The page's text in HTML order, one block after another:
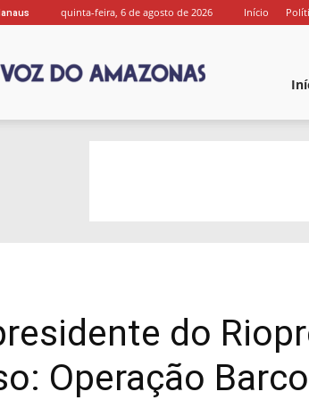
quinta-feira, 6 de agosto de 2026 Início
Portal
do
Operação